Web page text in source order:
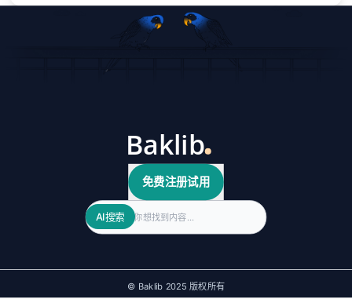
免费注册试用
Search
AI搜索
© Baklib 2025 版权所有